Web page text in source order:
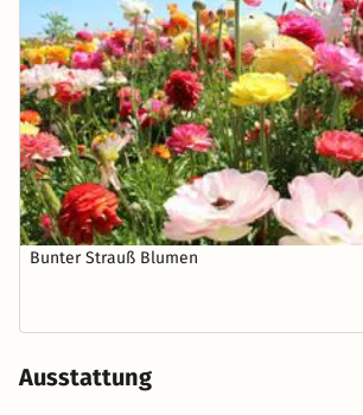
Bunter Strauß Blumen
Ausstattung